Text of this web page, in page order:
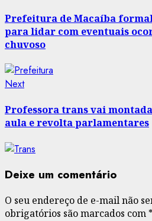
navigation
Prefeitura de Macaíba
para lidar com eventuais
chuvoso
NextNext
Professora trans vai
aula e revolta parlamentares
Deixe um comentário
O seu endereço de e-mail não
obrigatórios são marcados com *